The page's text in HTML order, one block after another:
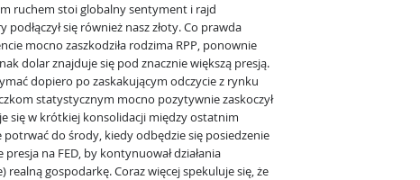
ruchem stoi globalny sentyment i rajd
się również nasz złoty. Co prawda
mocno zaszkodziła rodzima RPP, ponownie
dolar znajduje się pod znacznie większą presją.
dopiero po zaskakującym odczycie z rynku
statystycznym mocno pozytywnie zaskoczył
się w krótkiej konsolidacji między ostatnim
do środy, kiedy odbędzie się posiedzenie
na FED, by kontynuował działania
realną gospodarkę. Coraz więcej spekuluje się, że